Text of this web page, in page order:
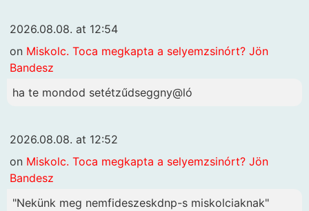
2026.08.08. at 12:54
on Miskolc. Toca megkapta a selyemzsinórt? Jön
Bandesz
ha te mondod setétzűdseggny@ló
2026.08.08. at 12:52
on Miskolc. Toca megkapta a selyemzsinórt? Jön
Bandesz
"Nekünk meg nemfideszeskdnp-s miskolciaknak"